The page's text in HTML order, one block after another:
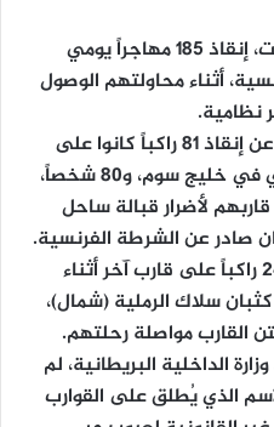
أعلنت السلطات الفرنسية السبت، إنقاذ 185 مهاجراً يومي
أثناء محاولتهم الوصول
نظامية.
صباح الجمعة، أسفرت عمليتان عن إنقاذ 81 راكباً كانوا على
متن قارب غادر الساحل الفرنسي في خليج سوم، و80 شخصاً،
لأضرار قبالة ساحل
صادر عن الشرطة الفرنسية.
وليل الجمعة السبت، تم إنقاذ 24 راكباً على قارب آخر أثناء
سلاك الرملية (شمال)،
القارب مواصلة رحلتهم.
الداخلية البريطانية، لم
الذي يُطلق على القوارب